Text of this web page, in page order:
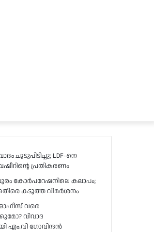
ചൂടുപിടിച്ചു; LDF-നെ
പ്രതികരണം
കോർപറേഷനിലെ കലാപം;
കടുത്ത വിമർശനം
വരെ
വിവാദ
എം.വി ഗോവിന്ദൻ